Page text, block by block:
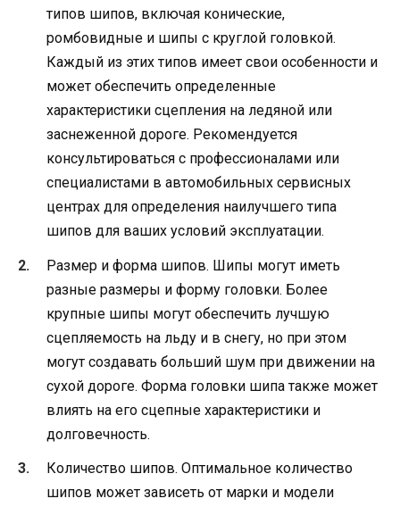
типов шипов, включая конические,
ромбовидные и шипы с круглой головкой.
Каждый из этих типов имеет свои особенности и
может обеспечить определенные
характеристики сцепления на ледяной или
заснеженной дороге. Рекомендуется
консультироваться с профессионалами или
специалистами в автомобильных сервисных
центрах для определения наилучшего типа
шипов для ваших условий эксплуатации.
Размер и форма шипов. Шипы могут иметь
разные размеры и форму головки. Более
крупные шипы могут обеспечить лучшую
сцепляемость на льду и в снегу, но при этом
могут создавать больший шум при движении на
сухой дороге. Форма головки шипа также может
влиять на его сцепные характеристики и
долговечность.
Количество шипов. Оптимальное количество
шипов может зависеть от марки и модели